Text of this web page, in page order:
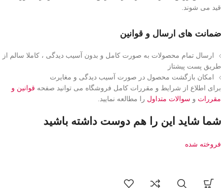
قید می شوند.
ضمانت های ارسال و قوانین
ارسال تمام محصولات به صورت کامل و بدون آسیب دیدگی ، کاملا سالم از
طریق پست پیشتاز
امکان بازگشت محصول در صورت آسیب دیدگی و مغایرت
برای اطلاع از شرایط و مقررات کامل فروشگاه می توانید صفحه قوانین و
مقررات و سوالات متداول را مطالعه نمایید.
شما شاید این را هم دوست داشته باشید
فروخته شده